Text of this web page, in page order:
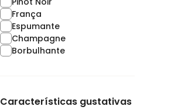
França
Espumante
Champagne
Borbulhante
Características gustativas